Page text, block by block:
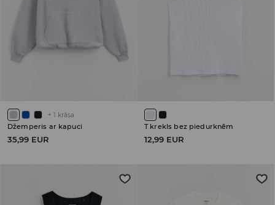
+ 1 krāsa
Džemperis ar kapuci
35,99 EUR
T krekls bez piedurknēm
12,99 EUR